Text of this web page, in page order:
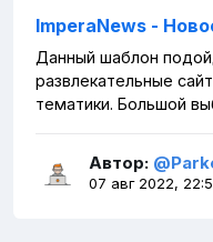
ImperaNews -
Данный шаблон
развлекательные
тематики. Большой
Автор:
07 авг 2022,